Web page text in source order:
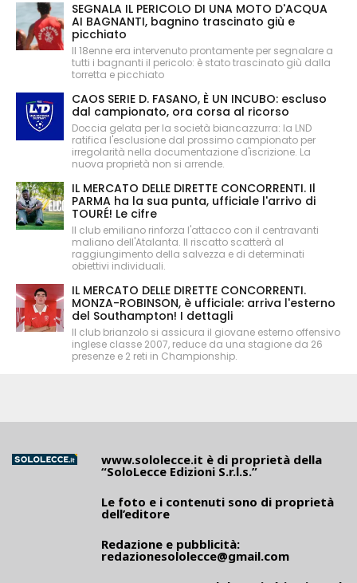
SEGNALA IL PERICOLO DI UNA MOTO D'ACQUA
AI BAGNANTI, bagnino trascinato giù e
picchiato
Il 18enne era intervenuto prontamente per segnalare a
tutti i bagnanti il pericolo: è stato trascinato giù dalla
torretta e picchiato
CAOS SERIE D. FASANO, È UN INCUBO: escluso
dal campionato, ora corsa al ricorso
Doccia gelata per la società biancazzurra: la LND
ratifica l'esclusione dal prossimo campionato per
irregolarità nella documentazione d'iscrizione. La
nuova proprietà non si arrende.
IL MERCATO DELLE DIRETTE CONCORRENTI. Il
PARMA ha la sua punta, ufficiale l'arrivo di
TOURÉ! Le cifre
Il club emiliano rinforza l'attacco con il centravanti
maliano dell'Atalanta. Il riscatto scatterà al
raggiungimento della salvezza e di determinati
obiettivi individuali.
IL MERCATO DELLE DIRETTE CONCORRENTI.
MONZA-ROBINSON, è ufficiale: arriva l'esterno
del Southampton! I dettagli
Il club brianzolo si assicura il giovane esterno offensivo
inglese classe 2007, reduce da una stagione da 26
presenze e 2 reti in Championship.
www.sololecce.it è di proprietà della
“SoloLecce Edizioni S.r.l.s.”
Le foto e i contenuti sono di proprietà
dell’editore
Redazione e pubblicità:
redazionesololecce@gmail.com